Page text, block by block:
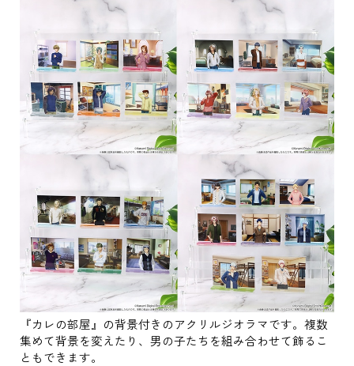
『カレの部屋』の背景付きのアクリルジオラマです。複数
集めて背景を変えたり、男の子たちを組み合わせて飾るこ
ともできます。